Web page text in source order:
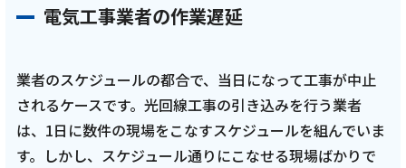
電気工事業者の作業遅延
業者のスケジュールの都合で、当日になって工事が中止
されるケースです。光回線工事の引き込みを行う業者
は、1日に数件の現場をこなすスケジュールを組んでいま
す。しかし、スケジュール通りにこなせる現場ばかりで